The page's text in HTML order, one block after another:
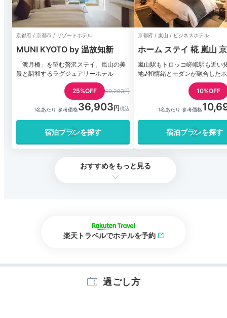
京都府 / 京都市 / リゾートホテル
MUNI KYOTO by 温故知新
「渡月橋」を望む贅沢ステイ。嵐山の美
景と調和するラグジュアリーホテル
25%OFF 49,203円
1名あたり 参考価格36,903
宿泊プランを探す
京都府 / 嵐山 / ビジネスホテル
ホーム ステイ 椛 嵐山
嵐山駅もトロッコ嵯峨駅も近い
地♪和情緒とモダンが融合した
10%OFF
1名あたり 参考価格
宿泊プランを探す
おすすめをもっと見る
楽天トラベルでホテルを予約
過ごし方